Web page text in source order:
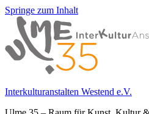
Springe zum Inhalt
Interkulturanstalten Westend e.V.